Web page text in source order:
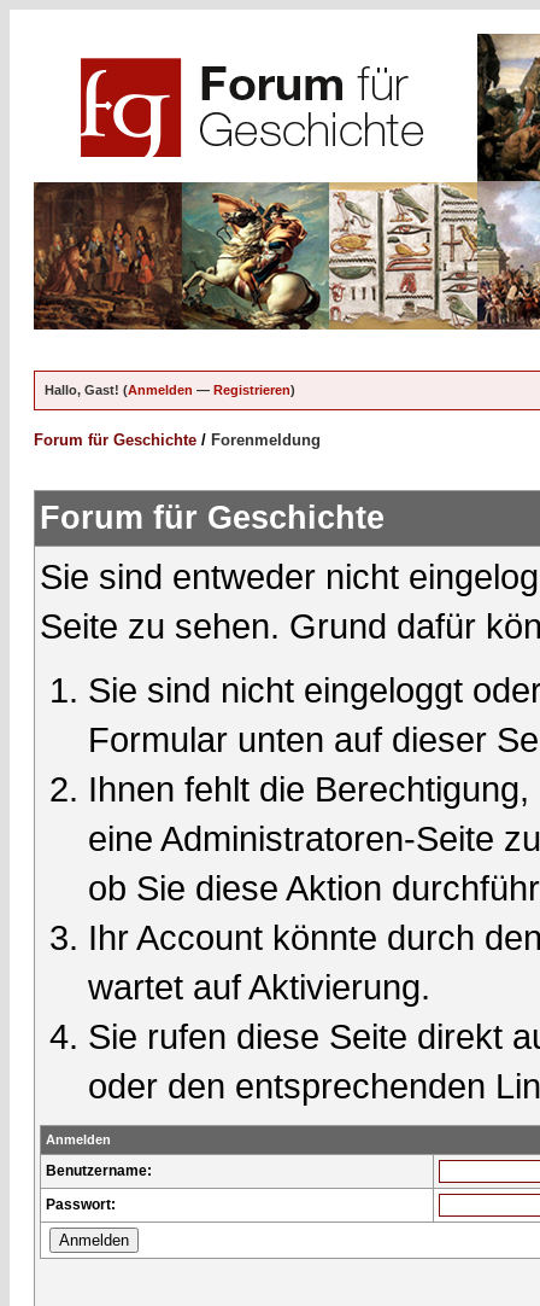
Hallo, Gast! (Anmelden — Registrieren)
Forum für Geschichte / Forenmeldung
Forum für Geschichte
Sie sind entweder nicht
Seite zu sehen. Grund dafür
Sie sind nicht eingeloggt
Formular unten auf dieser
Ihnen fehlt die
eine Administratoren-Seite
ob Sie diese Aktion
Ihr Account könnte durch
wartet auf Aktivierung.
Sie rufen diese Seite direkt
oder den entsprechenden
Anmelden
Benutzername:
Passwort: